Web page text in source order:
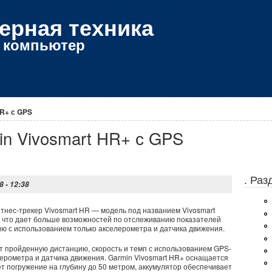
техника
с GPS
Vivosmart HR+ с GPS
- 12:38
трекер Vivosmart HR — модель под названием Vivosmart
дает больше возможностей по отслеживанию показателей
с использованием только акселерометра и датчика движения.
дистанцию, скорость и темп с использованием GPS-
и датчика движения. Garmin Vivosmart HR+ оснащается
на глубину до 50 метром, аккумулятор обеспечивает
.